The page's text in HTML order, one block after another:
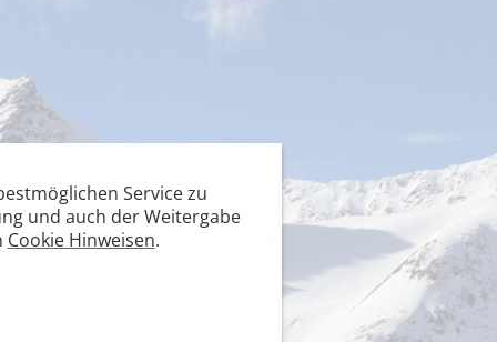
Service zu
und auch der Weitergabe
Cookie Hinweisen.